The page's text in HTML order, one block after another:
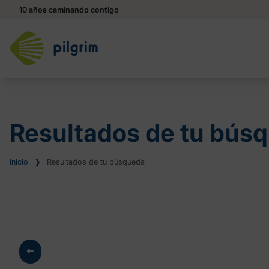
10 años caminando contigo
Resultados de tu
Inicio ❯ Resultados de tu búsqueda
➜